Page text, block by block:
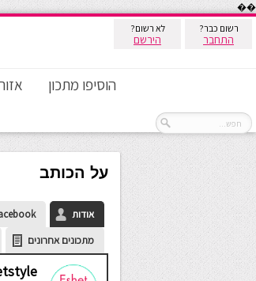
��
רשום כבר?
התחבר
לא רשום?
הירשם
הוסיפו מתכון
על הכותב
אודות
מתכונים אחרונים